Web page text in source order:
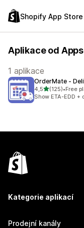
Shopify App Store
Aplikace od
1 aplikace
OrderMate ‑
4,5z 5 hvězd
(125)
Celkový počet
•Free
Show ETA-EDD
Kategorie aplikací
Prodejní kanály